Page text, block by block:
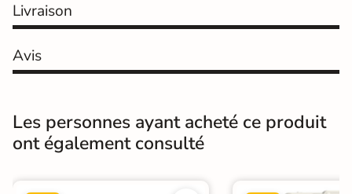
Résistance à
Gr4 - Très résistant
Masse colorée Non
rectifié
Finition Mate
Surface Lisse
Livraison
Avis
Les personnes ayant acheté ce produit
ont également consulté